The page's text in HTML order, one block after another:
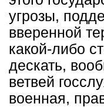
угрозы,
вверенной
какой-либо
дескать,
ветвей
военная,